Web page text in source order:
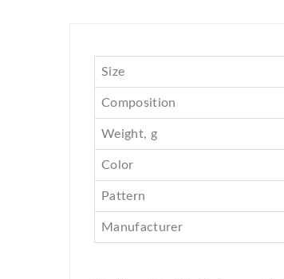
Size
Composition
Weight, g
Color
Pattern
Manufacturer